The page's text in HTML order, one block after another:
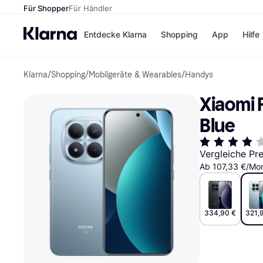
Für ShopperFür Händler
Entdecke Klarna
Zahlungsmethoden
Sofort bezahlen
Bezahle in 3
Teilzahlungen
Bezahle in bis zu 30
Tagen
Ratenzahlung
Shopping
eBay
Temu
SHEIN
Alle Shops
App Hilfe
Klarna/Shopping/Mobilgeräte & Wearables/Handys
Xiaomi
Blue
Vergleiche
Ab 107,33 €/
334,90 €